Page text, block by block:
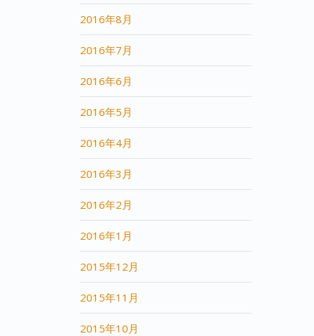
2016年8月
2016年7月
2016年6月
2016年5月
2016年4月
2016年3月
2016年2月
2016年1月
2015年12月
2015年11月
2015年10月